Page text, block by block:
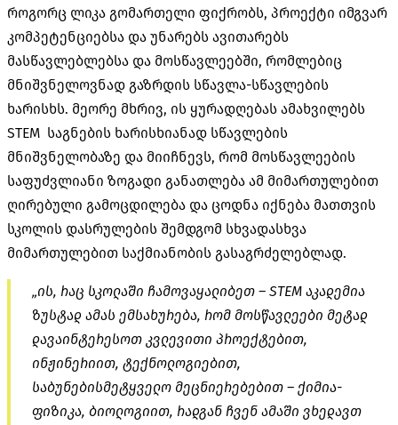
როგორც ლიკა გომართელი ფიქრობს, პროექტი იმგვარ
კომპეტენციებსა და უნარებს ავითარებს
მასწავლებლებსა და მოსწავლეებში, რომლებიც
მნიშვნელოვნად გაზრდის სწავლა-სწავლების
ხარისხს. მეორე მხრივ, ის ყურადღებას ამახვილებს
STEM საგნების ხარისხიანად სწავლების
მნიშვნელობაზე და მიიჩნევს, რომ მოსწავლეების
საფუძვლიანი ზოგადი განათლება ამ მიმართულებით
ღირებული გამოცდილება და ცოდნა იქნება მათთვის
სკოლის დასრულების შემდგომ სხვადასხვა
მიმართულებით საქმიანობის გასაგრძელებლად.
„ის, რაც სკოლაში ჩამოვაყალიბეთ – STEM აკადემია
ზუსტად ამას ემსახურება, რომ მოსწავლეები მეტად
დავაინტერესოთ კვლევითი პროექტებით,
ინჟინერიით, ტექნოლოგიებით,
საბუნებისმეტყველო მეცნიერებებით – ქიმია-
ფიზიკა, ბიოლოგიით, რადგან ჩვენ ამაში ვხედავთ